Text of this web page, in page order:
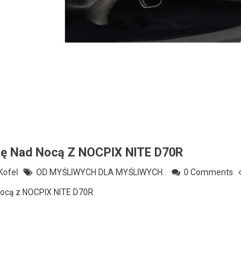
Nad Nocą Z NOCPIX NITE D70R
OD MYŚLIWYCH DLA MYŚLIWYCH.. 0 Comments
z NOCPIX NITE D70R